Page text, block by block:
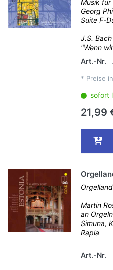
Georg
Suite F-
J.S.
"Wenn
Art.-Nr.
* Preise
sofort
21,99
Martin
an
Simuna,
Rapla
Art.-Nr.